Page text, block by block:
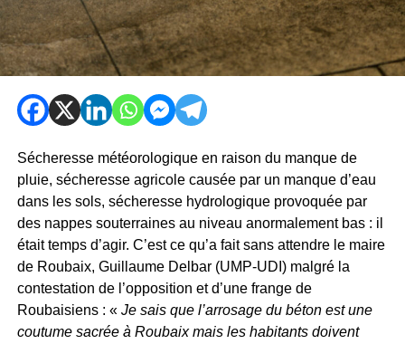
Sécheresse météorologique en raison du manque de
pluie, sécheresse agricole causée par un manque d’eau
dans les sols, sécheresse hydrologique provoquée par
des nappes souterraines au niveau anormalement bas : il
était temps d’agir. C’est ce qu’a fait sans attendre le maire
de Roubaix, Guillaume Delbar (UMP-UDI) malgré la
contestation de l’opposition et d’une frange de
Roubaisiens : « Je sais que l’arrosage du béton est une
coutume sacrée à Roubaix mais les habitants doivent